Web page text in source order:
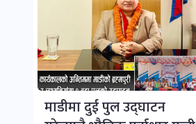
माडीमा दुई पुल उद्घाटन